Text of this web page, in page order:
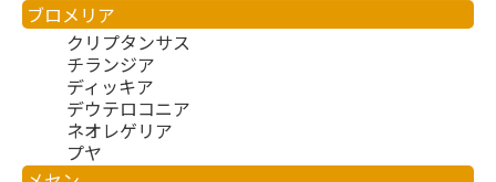
ブロメリア
クリプタンサス
チランジア
ディッキア
デウテロコニア
ネオレゲリア
プヤ